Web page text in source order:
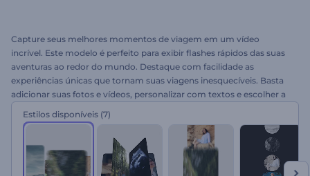
Capture seus melhores momentos de viagem em um vídeo
incrível. Este modelo é perfeito para exibir flashes rápidos das suas
aventuras ao redor do mundo. Destaque com facilidade as
experiências únicas que tornam suas viagens inesquecíveis. Basta
adicionar suas fotos e vídeos, personalizar com textos e escolher a
e inspirados. Crie agora e dê vida às suas memórias de viagem!
Estilos disponíveis (7)